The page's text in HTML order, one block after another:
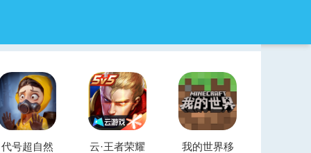
代号超自然 云·王者荣耀 我的世界移